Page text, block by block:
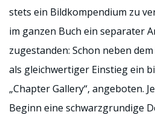
stets ein Bildkompendium zu
im ganzen Buch ein separater
zugestanden: Schon neben
als gleichwertiger Einstieg ein
„Chapter Gallery“, angeboten.
Beginn eine schwarzgrundige